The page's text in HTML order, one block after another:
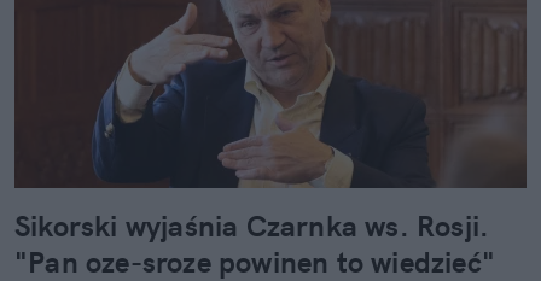
Sikorski wyjaśnia Czarnka ws. Rosji.
"Pan oze-sroze powinen to wiedzieć"